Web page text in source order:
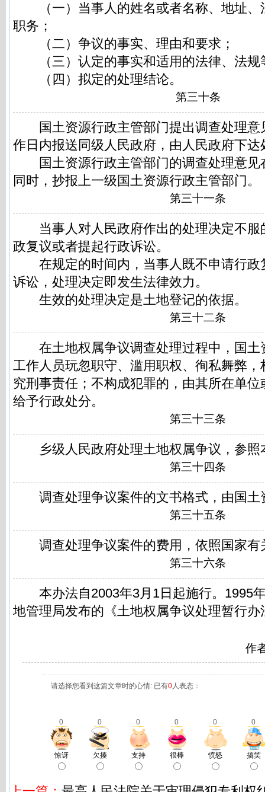
（一）当事人的姓名或者名称、地址、
职务；
（二）争议的事实、理由和要求；
（三）认定的事实和适用的法律、法规
（四）拟定的处理结论。
第三十条
国土资源行政主管部门提出调查处理意
作日内报送同级人民政府，由人民政府下达
国土资源行政主管部门的调查处理意见
同时，抄报上一级国土资源行政主管部门。
第三十一条
当事人对人民政府作出的处理决定不服
政复议或者提起行政诉讼。
在规定的时间内，当事人既不申请行政
诉讼，处理决定即发生法律效力。
生效的处理决定是土地登记的依据。
第三十二条
在土地权属争议调查处理过程中，国土
工作人员玩忽职守、滥用职权、徇私舞弊
究刑事责任；不构成犯罪的，由其所在单
给予行政处分。
第三十三条
乡级人民政府处理土地权属争议，参照
第三十四条
调查处理争议案件的文书格式，由国土
第三十五条
调查处理争议案件的费用，依照国家有
第三十六条
本办法自2003年3月1日起施行。1995
地管理局发布的《土地权属争议处理暂行办
作
请选择您看到这篇文章时的心情: 已有0人表态：
0 0 0 0 0 0
惊讶 欠揍 支持 很棒 愤怒 搞笑